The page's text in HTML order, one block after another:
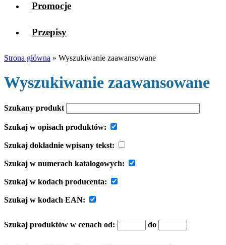
Promocje
Przepisy
Strona główna » Wyszukiwanie zaawansowane
Wyszukiwanie zaawansowane
Szukany produkt
Szukaj w opisach produktów:
Szukaj dokładnie wpisany tekst:
Szukaj w numerach katalogowych:
Szukaj w kodach producenta:
Szukaj w kodach EAN:
Szukaj produktów w cenach od: do